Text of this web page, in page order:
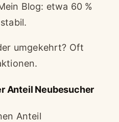
Blog: etwa 60 %
umgekehrt? Oft
Anteil Neubesucher
Anteil